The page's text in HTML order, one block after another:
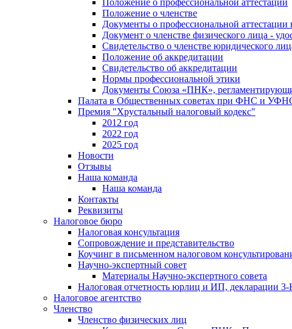
Положение о профессиональной аттестации
Положение о членстве
Документы о профессиональной аттестации
Документ о членстве физического лица -
Свидетельство о членстве юридического
Положение об аккредитации
Свидетельство об аккредитации
Нормы профессиональной этики
Документы Союза «ПНК»,
Палата в Общественных советах при ФНС и
Премия "Хрустальный налоговый кодекс"
2012 год
2022 год
2025 год
Новости
Отзывы
Наша команда
Наша команда
Контакты
Реквизиты
Налоговое бюро
Налоговая консультация
Cопровождение и представительство
Коучинг в письменном налоговом
Научно-экспертный совет
Материалы Научно-экспертного совета
Налоговая отчетность юрлиц и ИП, декларации
Налоговое агентство
Членство
Членство физических лиц